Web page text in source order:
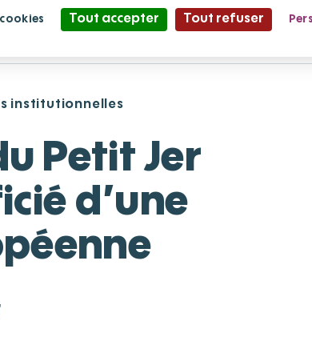
Partage et Vie le Mag'
institutionnelles
Petit Jer
d’une
Tout accepter Tout refuser